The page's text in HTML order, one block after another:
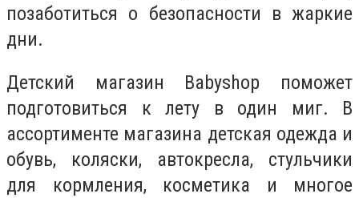
позаботиться о безопасности в жаркие
дни.
Детский магазин Babyshop поможет
подготовиться к лету в один миг. В
ассортименте магазина детская одежда и
обувь, коляски, автокресла, стульчики
для кормления, косметика и многое